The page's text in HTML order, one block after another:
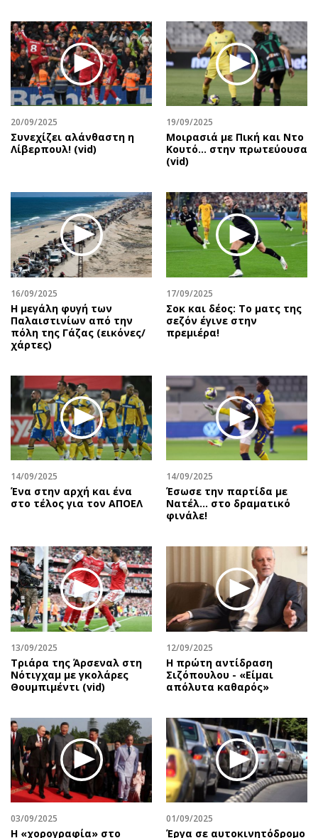
Μουσική
Εικαστικά
Βιβλίο
Χειρόγραφα
Uncut
Προσφορές
Προσωπικότητες στην ''Κ''
Επιστολές
20/09/2025
Συνεχίζει αλάνθαστη η
Λίβερπουλ! (vid)
19/09/2025
Μοιρασιά με Πική και Ντο
Κουτό… στην πρωτεύουσα
(vid)
16/09/2025
Η μεγάλη φυγή των
Παλαιστινίων από την
πόλη της Γάζας (εικόνες/
χάρτες)
17/09/2025
Σοκ και δέος: Το ματς της
σεζόν έγινε στην
πρεμιέρα!
14/09/2025
Ένα στην αρχή και ένα
στο τέλος για τον ΑΠΟΕΛ
14/09/2025
Έσωσε την παρτίδα με
Νατέλ… στο δραματικό
φινάλε!
13/09/2025
Τριάρα της Άρσεναλ στη
Νότιγχαμ με γκολάρες
Θουμπιμέντι (vid)
12/09/2025
Η πρώτη αντίδραση
Σιζόπουλoυ - «Είμαι
απόλυτα καθαρός»
03/09/2025
Η «χορογραφία» στο
01/09/2025
Έργα σε αυτοκινητόδρομο